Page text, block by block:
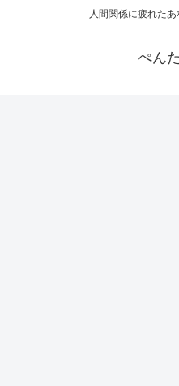
人間関係に疲れた
ぺん